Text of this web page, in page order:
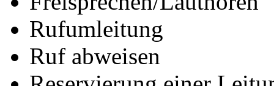
Rufumleitung
Ruf abweisen